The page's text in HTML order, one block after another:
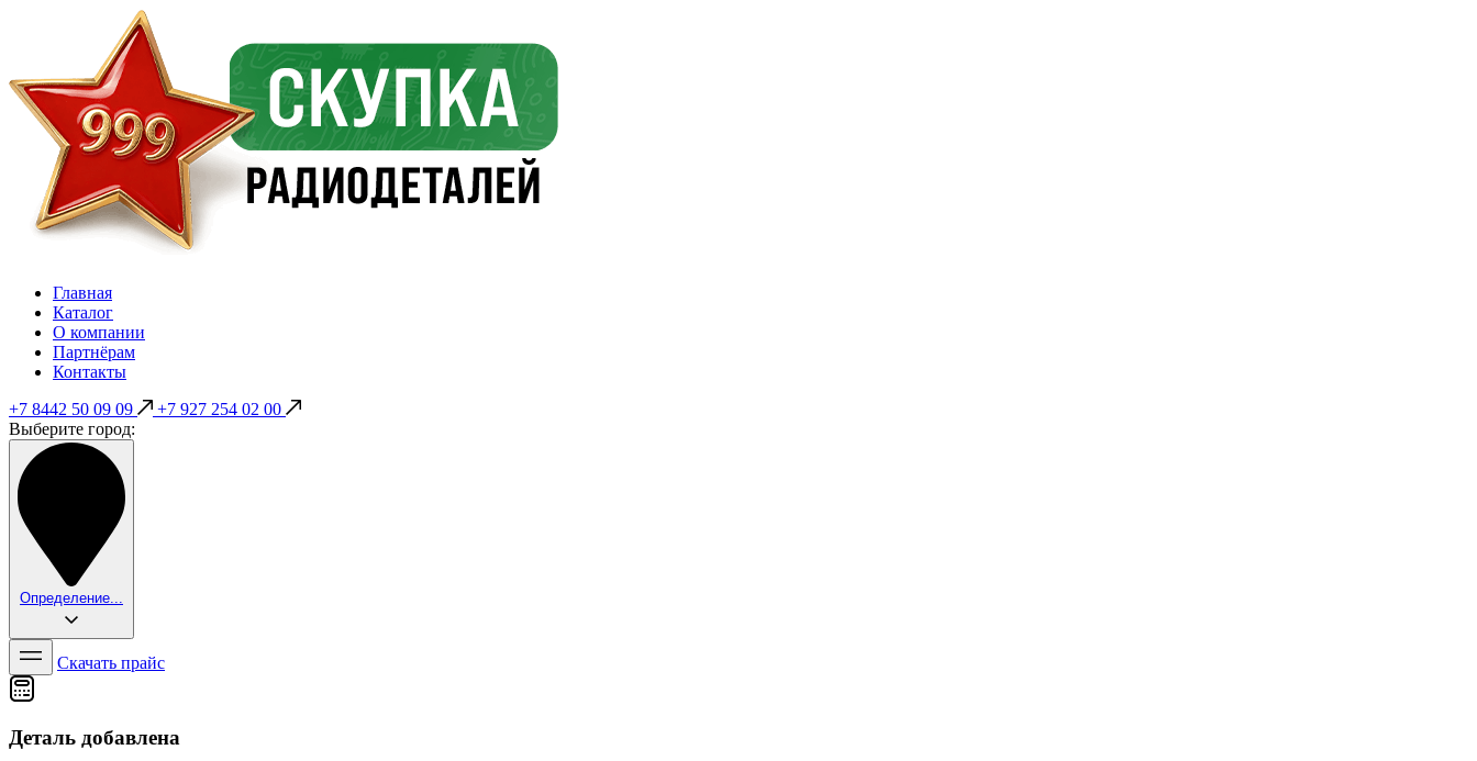
Главная
Каталог
О компании
Партнёрам
Контакты
+7 8442 50 09 09
+7 927 254 02 00
Выберите город:
Определение...
Скачать прайс
Деталь добавлена